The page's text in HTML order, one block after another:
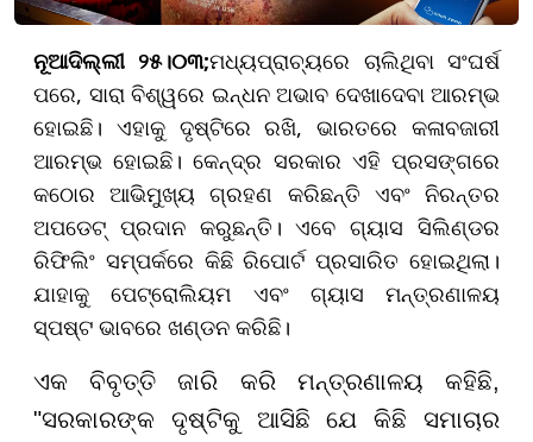
ନୂଆଦିଲ୍ଲୀ ୨୫।୦୩;ମଧ୍ୟପ୍ରାଚ୍ୟରେ ଚାଲିଥିବା ସଂଘର୍ଷ
ପରେ, ସାରା ବିଶ୍ୱରେ ଇନ୍ଧନ ଅଭାବ ଦେଖାଦେବା ଆରମ୍ଭ
ହୋଇଛି। ଏହାକୁ ଦୃଷ୍ଟିରେ ରଖି, ଭାରତରେ କଳାବଜାରୀ
ଆରମ୍ଭ ହୋଇଛି। କେନ୍ଦ୍ର ସରକାର ଏହି ପ୍ରସଙ୍ଗରେ
କଠୋର ଆଭିମୁଖ୍ୟ ଗ୍ରହଣ କରିଛନ୍ତି ଏବଂ ନିରନ୍ତର
ଅପଡେଟ୍ ପ୍ରଦାନ କରୁଛନ୍ତି। ଏବେ ଗ୍ୟାସ ସିଲିଣ୍ଡର
ରିଫିଲିଂ ସମ୍ପର୍କରେ କିଛି ରିପୋର୍ଟ ପ୍ରସାରିତ ହୋଇଥିଲା।
ଯାହାକୁ ପେଟ୍ରୋଲିୟମ ଏବଂ ଗ୍ୟାସ ମନ୍ତ୍ରଣାଳୟ
ସ୍ପଷ୍ଟ ଭାବରେ ଖଣ୍ଡନ କରିଛି।
ଏକ ବିବୃତ୍ତି ଜାରି କରି ମନ୍ତ୍ରଣାଳୟ କହିଛି,
"ସରକାରଙ୍କ ଦୃଷ୍ଟିକୁ ଆସିଛି ଯେ କିଛି ସମାଚାର